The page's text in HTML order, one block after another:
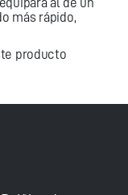
al de un
más rápido,
producto